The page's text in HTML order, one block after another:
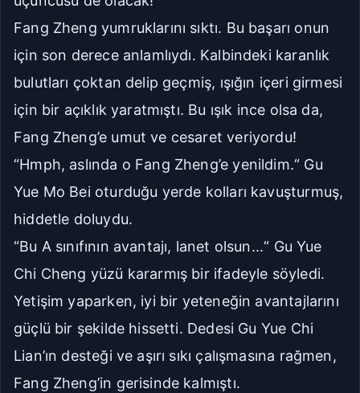
Fang Zheng yumruklarını sıktı. Bu başarı onun
için son derece anlamlıydı. Kalbindeki karanlık
bulutları çoktan delip geçmiş, ışığın içeri girmesi
için bir açıklık yaratmıştı. Bu ışık ince olsa da,
Fang Zheng’e umut ve cesaret veriyordu!
“Hmph, aslında o Fang Zheng’e yenildim.“ Gu
Yue Mo Bei oturduğu yerde kolları kavuşturmuş,
hiddetle doluydu.
“Bu A sınıfının avantajı, lanet olsun...“ Gu Yue
Chi Cheng yüzü kararmış bir ifadeyle söyledi.
Yetişim yaparken, iyi bir yeteneğin avantajlarını
güçlü bir şekilde hissetti. Dedesi Gu Yue Chi
Lian’ın desteği ve aşırı sıkı çalışmasına rağmen,
Fang Zheng’in gerisinde kalmıştı.